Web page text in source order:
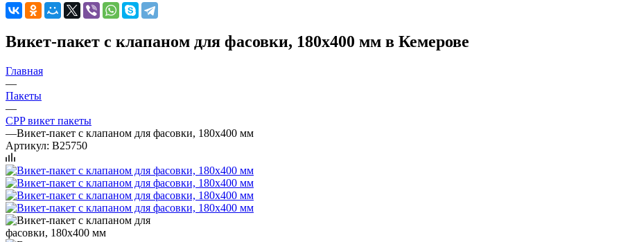
Викет-пакет с клапаном для фасовки, 180х400 мм в Кемерове
Главная
—
Пакеты
—
CPP викет пакеты
—Викет-пакет с клапаном для фасовки, 180х400 мм
Артикул: B25750